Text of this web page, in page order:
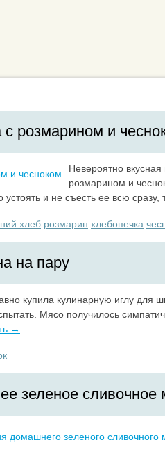
с розмарином и
Невероятно
розмарином и
и не съесть ее всю сразу,
хлеб розмарин хлебопечка
на пару
купила кулинарную иглу для
Мясо получилось
→
зеленое сливочное